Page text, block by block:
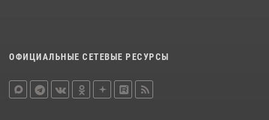
ОФИЦИАЛЬНЫЕ СЕТЕВЫЕ РЕСУРСЫ